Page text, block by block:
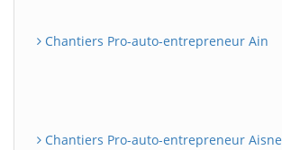
Chantiers Pro-auto-entrepreneur Ain
Chantiers Pro-auto-entrepreneur Aisne